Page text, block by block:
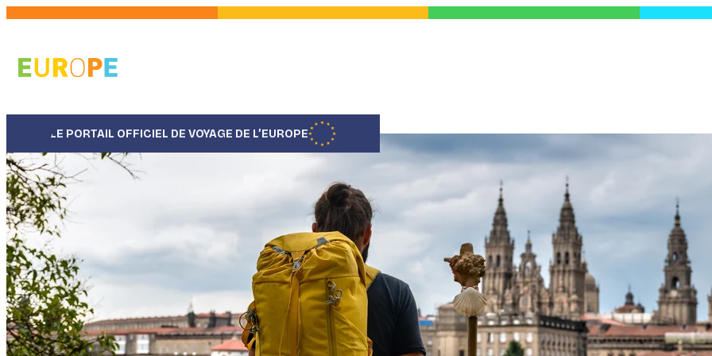
Aller
contenu
principal
LE PORTAIL OFFICIEL DE VOYAGE DE L’EUROPE